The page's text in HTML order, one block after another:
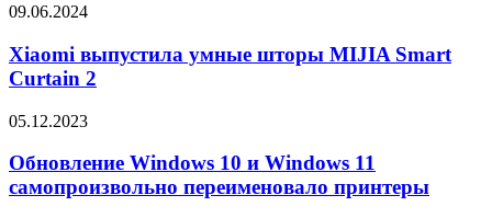
Nitro
16
Xiaomi
умные
шторы
MIJIA
Curtain
09.06.2024
Xiaomi выпустила умные шторы MIJIA Smart
Curtain 2
Обновление
10
Windows
05.12.2023
Обновление Windows 10 и Windows 11
самопроизвольно переименовало принтеры